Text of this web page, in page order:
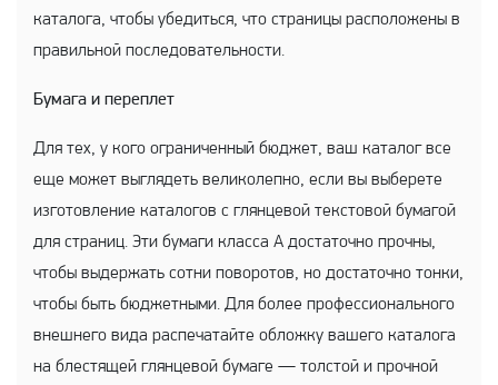
каталога, чтобы убедиться, что страницы расположены в
правильной последовательности.
Бумага и переплет
Для тех, у кого ограниченный бюджет, ваш каталог все
еще может выглядеть великолепно, если вы выберете
изготовление каталогов с глянцевой текстовой бумагой
для страниц. Эти бумаги класса А достаточно прочны,
чтобы выдержать сотни поворотов, но достаточно тонки,
чтобы быть бюджетными. Для более профессионального
внешнего вида распечатайте обложку вашего каталога
на блестящей глянцевой бумаге — толстой и прочной